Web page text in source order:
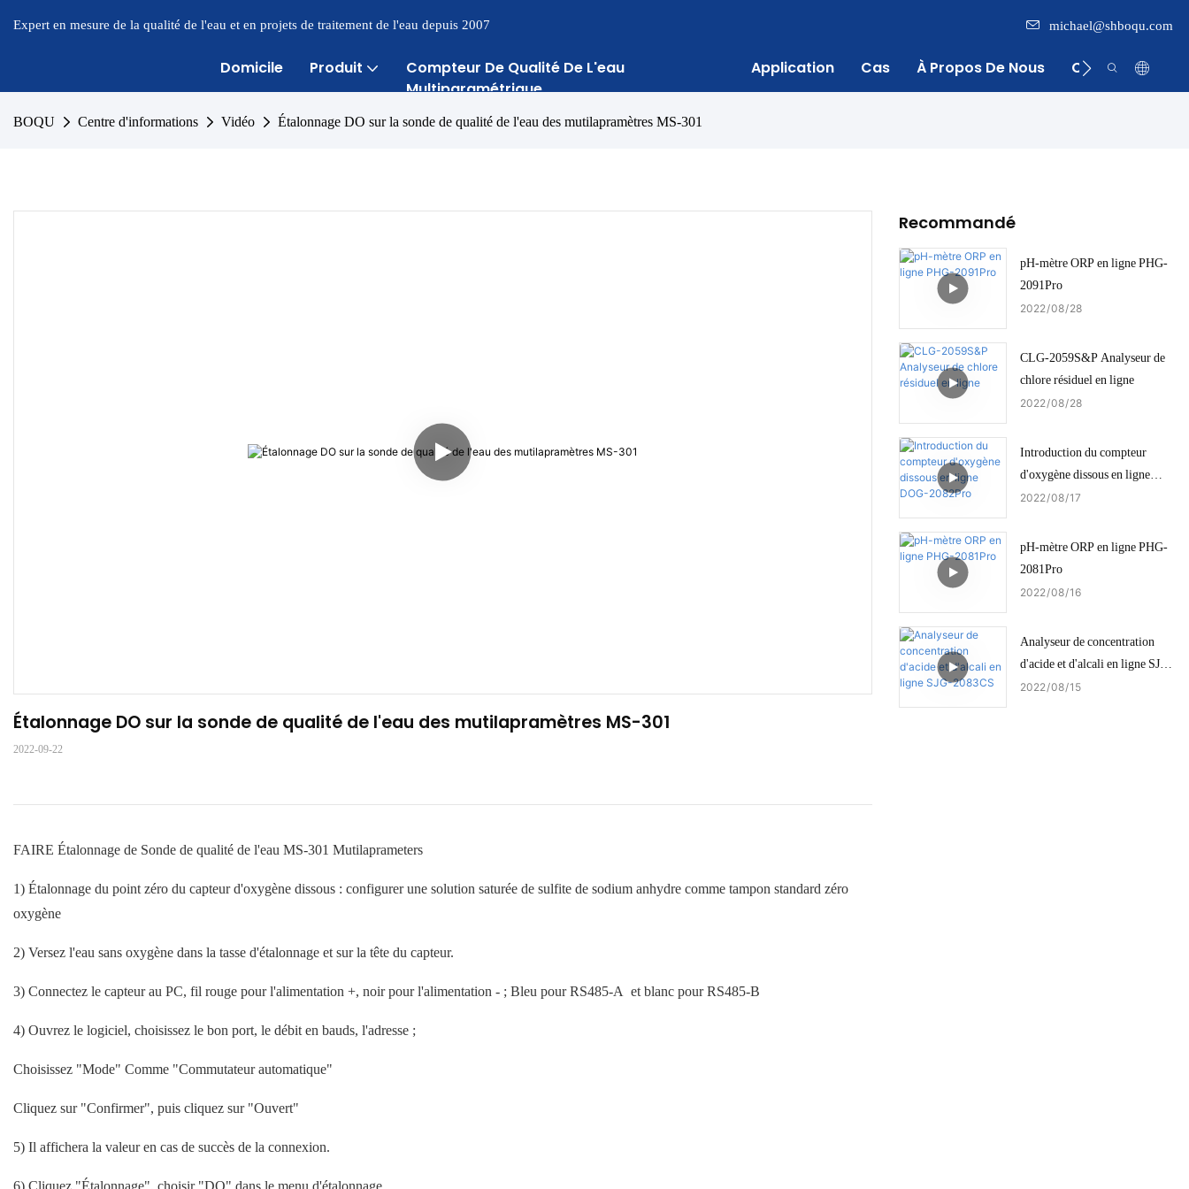
Expert en mesure de la qualité de l'eau et en projets de traitement de l'eau depuis 2007 michael@shboqu.com
Domicile Produit
Compteur De Qualité De L'eau
Multiparamétrique
Application Cas À Propos De Nous Centre
BOQU Centre d'informations Vidéo Étalonnage DO sur la sonde de qualité de l'eau des mutilapramètres MS-301
Étalonnage DO sur la sonde de qualité de l'eau des mutilapramètres MS-301
2022-09-22
FAIRE Étalonnage de Sonde de qualité de l'eau MS-301 Mutilaprameters
1) Étalonnage du point zéro du capteur d'oxygène dissous : configurer une solution saturée de sulfite de sodium anhydre comme tampon standard zéro
oxygène
2) Versez l'eau sans oxygène dans la tasse d'étalonnage et sur la tête du capteur.
3) Connectez le capteur au PC, fil rouge pour l'alimentation +, noir pour l'alimentation - ; Bleu pour RS485-A et blanc pour RS485-B
4) Ouvrez le logiciel, choisissez le bon port, le débit en bauds, l'adresse ;
Choisissez "Mode" Comme "Commutateur automatique"
Cliquez sur "Confirmer", puis cliquez sur "Ouvert"
5) Il affichera la valeur en cas de succès de la connexion.
6) Cliquez "Étalonnage", choisir "DO" dans le menu d'étalonnage
Recommandé
pH-mètre ORP en ligne PHG-
2091Pro
2022 08 28
CLG-2059S&P Analyseur de
chlore résiduel en ligne
2022 08 28
Introduction du compteur
d'oxygène dissous en ligne
DOG-2082Pro
2022 08 17
pH-mètre ORP en ligne PHG-
2081Pro
2022 08 16
Analyseur de concentration
d'acide et d'alcali en ligne SJG-
2083CS
2022 08 15